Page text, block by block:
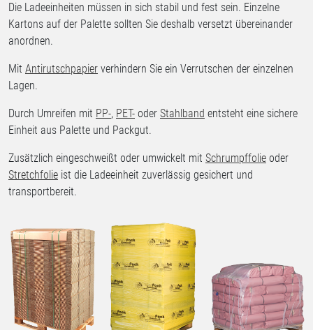
Die Ladeeinheiten müssen in sich stabil und fest sein. Einzelne
Kartons auf der Palette sollten Sie deshalb versetzt übereinander
anordnen.
Mit Antirutschpapier verhindern Sie ein Verrutschen der einzelnen
Lagen.
Durch Umreifen mit PP-, PET- oder Stahlband entsteht eine sichere
Einheit aus Palette und Packgut.
Zusätzlich eingeschweißt oder umwickelt mit Schrumpffolie oder
Stretchfolie ist die Ladeeinheit zuverlässig gesichert und
transportbereit.